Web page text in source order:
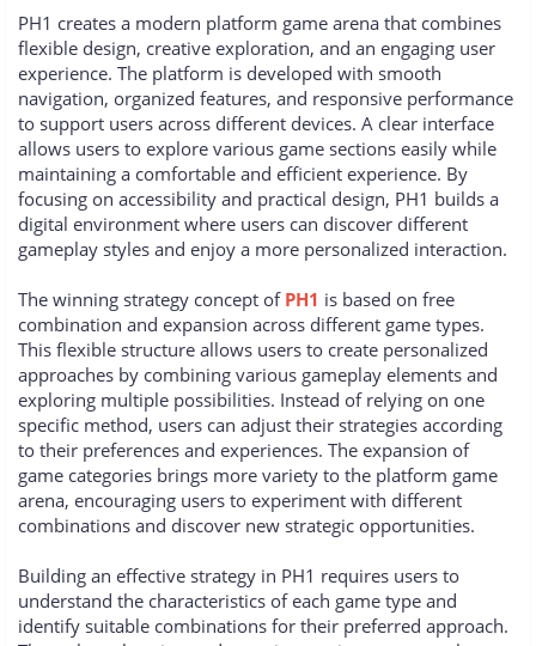
a
r
t
e
r
PH1 creates a modern platform game arena that combines
flexible design, creative exploration, and an engaging user
experience. The platform is developed with smooth
navigation, organized features, and responsive performance
to support users across different devices. A clear interface
allows users to explore various game sections easily while
maintaining a comfortable and efficient experience. By
focusing on accessibility and practical design, PH1 builds a
digital environment where users can discover different
gameplay styles and enjoy a more personalized interaction.
The winning strategy concept of PH1 is based on free
combination and expansion across different game types.
This flexible structure allows users to create personalized
approaches by combining various gameplay elements and
exploring multiple possibilities. Instead of relying on one
specific method, users can adjust their strategies according
to their preferences and experiences. The expansion of
game categories brings more variety to the platform game
arena, encouraging users to experiment with different
combinations and discover new strategic opportunities.
Building an effective strategy in PH1 requires users to
understand the characteristics of each game type and
identify suitable combinations for their preferred approach.